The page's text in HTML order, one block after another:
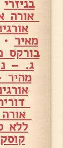
בניזרי
אורה
מאיר
בורקס
ג. –
מהיר
ללא